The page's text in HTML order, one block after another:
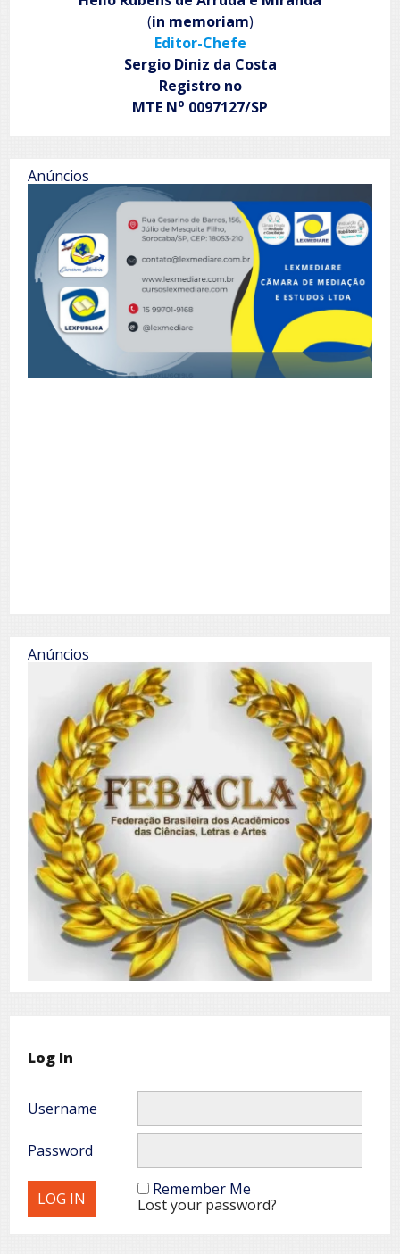
(in memoriam)
Editor-Chefe
Sergio Diniz da Costa
Registro no
MTE No 0097127/SP
Anúncios
Anúncios
Log In
Username
Password
Remember Me
Lost your password?